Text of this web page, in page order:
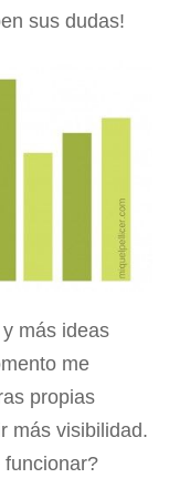
sus dudas!
más ideas
me
propias
más visibilidad.